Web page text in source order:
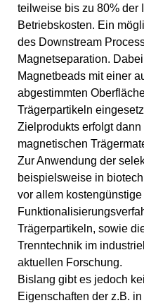
teilweise bis zu 80% der
Betriebskosten. Ein
des Downstream
Magnetseparation.
Magnetbeads mit einer
abgestimmten
Trägerpartikeln
Zielprodukts erfolgt
magnetischen
Zur Anwendung der
beispielsweise in
vor allem
Trägerpartikeln, sowie
Trenntechnik im
aktuellen Forschung.
Bislang gibt es jedoch
Eigenschaften der z.B.